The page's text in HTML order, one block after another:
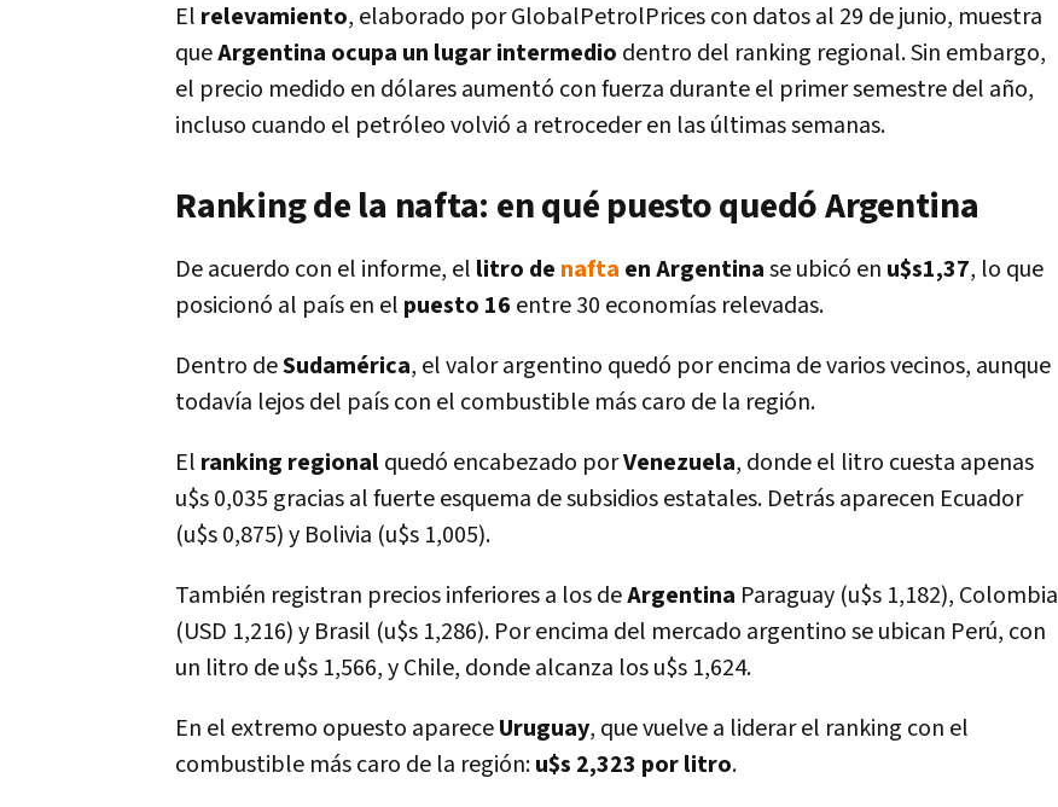
El relevamiento, elaborado por GlobalPetrolPrices con datos al 29 de junio, muestra
queArgentina ocupa un lugar intermedio dentro del ranking regional. Sin embargo,
el precio medido en dólares aumentó con fuerza durante el primer semestre del año,
incluso cuando el petróleo volvió a retroceder en las últimas semanas.
Ranking de la nafta: en qué puesto quedó Argentina
De acuerdo con el informe, el litro de nafta en Argentinase ubicó en u$s1,37, lo que
posicionó al país en el puesto 16 entre 30 economías relevadas.
Dentro deSudamérica, el valor argentino quedó por encima de varios vecinos, aunque
todavía lejos del país con el combustible más caro de la región.
El ranking regionalquedó encabezado porVenezuela, donde el litro cuesta apenas
u$s 0,035 gracias al fuerte esquema de subsidios estatales. Detrás aparecen Ecuador
(u$s 0,875) y Bolivia (u$s 1,005).
También registran precios inferiores a los deArgentina Paraguay (u$s 1,182), Colombia
(USD 1,216) y Brasil (u$s 1,286). Por encima del mercado argentino se ubican Perú, con
un litro de u$s 1,566, y Chile, donde alcanza los u$s 1,624.
En el extremo opuesto apareceUruguay, que vuelve a liderar el ranking con el
combustible más caro de la región:u$s 2,323 por litro.